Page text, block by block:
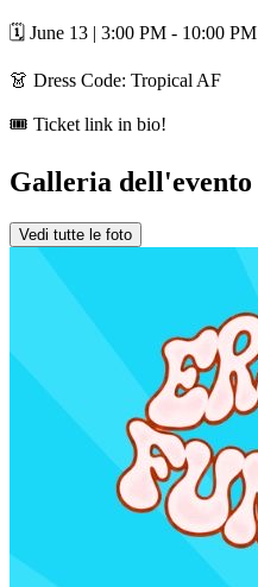
🗓️ June 13 | 3:00 PM - 10:00 PM
👗 Dress Code: Tropical AF
🎟️ Ticket link in bio!
Galleria dell'evento
Vedi tutte le foto